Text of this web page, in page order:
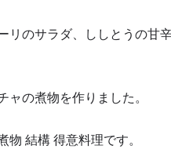
リのサラダ、ししとうの甘
ャの煮物を作りました。
物 結構 得意料理です。